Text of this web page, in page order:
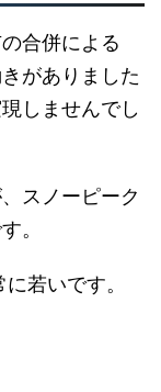
合併による
がありました
しませんでし
スノーピーク
。
若いです。